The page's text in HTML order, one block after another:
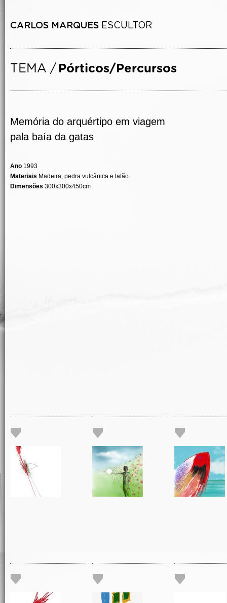
Memória do arquértipo em viagem
pala baía da gatas
Ano 1993
Materiais Madeira, pedra vulcânica e latão
Dimensões 300x300x450cm